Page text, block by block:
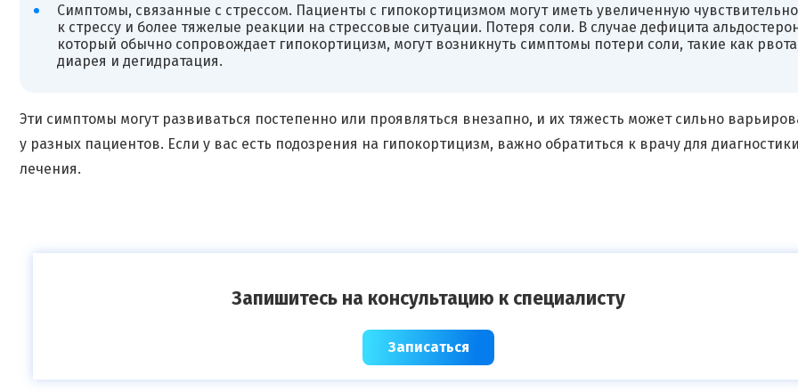
Симптомы, связанные с стрессом. Пациенты с гипокортицизмом могут иметь увеличенную
к стрессу и более тяжелые реакции на стрессовые ситуации. Потеря соли. В случае дефицита
который обычно сопровождает гипокортицизм, могут возникнуть симптомы потери соли, такие как
диарея и дегидратация.
Эти симптомы могут развиваться постепенно или проявляться внезапно, и их тяжесть может сильно
у разных пациентов. Если у вас есть подозрения на гипокортицизм, важно обратиться к врачу для
лечения.
Запишитесь на консультацию к специалисту
Записаться